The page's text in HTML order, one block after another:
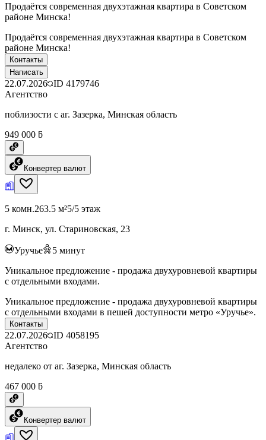
Продаётся современная двухэтажная квартира в Советском
районе Минска!
Продаётся современная двухэтажная квартира в Советском
районе Минска!
Контакты
Написать
22.07.2026 ID 4179746
Агентство
поблизости с аг. Зазерка, Минская область
949 000 ƃ
Конвертер валют
5 комн.263.5 м²5/5 этаж
г. Минск, ул. Стариновская, 23
Уручье 5 минут
Уникальное предложение - продажа двухуровневой квартиры
с отдельными входами.
Уникальное предложение - продажа двухуровневой квартиры
с отдельными входами в пешей доступности метро «Уручье».
Контакты
22.07.2026 ID 4058195
Агентство
недалеко от аг. Зазерка, Минская область
467 000 ƃ
Конвертер валют